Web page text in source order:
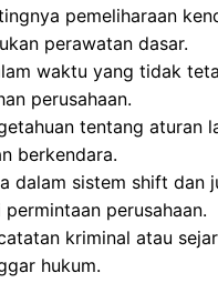
pemeliharaan
perawatan dasar.
waktu yang tidak
perusahaan.
tentang aturan
berkendara.
dalam sistem shift dan
perusahaan.
kriminal atau
hukum.